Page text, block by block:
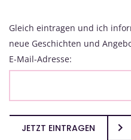
Gleich eintragen und ich
neue Geschichten und
E-Mail-Adresse:
JETZT EINTRAGEN